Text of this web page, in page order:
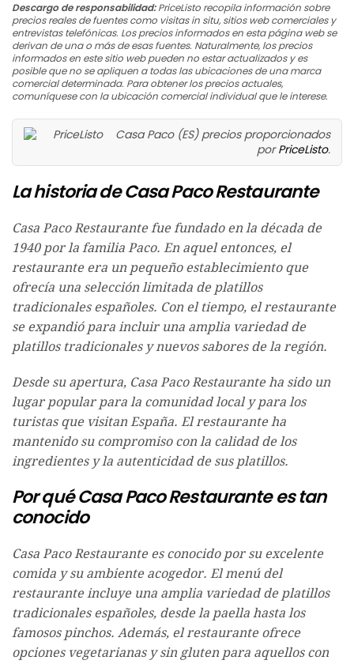
Descargo de responsabilidad:PriceListo recopila información sobre
precios reales de fuentes como visitas in situ, sitios web comerciales y
entrevistas telefónicas. Los precios informados en esta página web se
derivan de una o más de esas fuentes. Naturalmente, los precios
informados en este sitio web pueden no estar actualizados y es
posible que no se apliquen a todas las ubicaciones de una marca
comercial determinada. Para obtener los precios actuales,
comuníquese con la ubicación comercial individual que le interese.
Casa Paco (ES) precios proporcionados
porPriceListo.
La historia de Casa Paco Restaurante
Casa Paco Restaurante fue fundado en la década de
1940 por la familia Paco. En aquel entonces, el
restaurante era un pequeño establecimiento que
ofrecía una selección limitada de platillos
tradicionales españoles. Con el tiempo, el restaurante
se expandió para incluir una amplia variedad de
platillos tradicionales y nuevos sabores de la región.
Desde su apertura, Casa Paco Restaurante ha sido un
lugar popular para la comunidad local y para los
turistas que visitan España. El restaurante ha
mantenido su compromiso con la calidad de los
ingredientes y la autenticidad de sus platillos.
Por qué Casa Paco Restaurante es tan
conocido
Casa Paco Restaurante es conocido por su excelente
comida y su ambiente acogedor. El menú del
restaurante incluye una amplia variedad de platillos
tradicionales españoles, desde la paella hasta los
famosos pinchos. Además, el restaurante ofrece
opciones vegetarianas y sin gluten para aquellos con